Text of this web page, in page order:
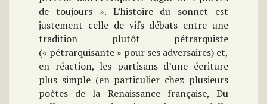
de toujours ». L’histoire du sonnet est
justement celle de vifs débats entre une
tradition plutôt pétrarquiste
(« pétrarquisante » pour ses adversaires) et,
en réaction, les partisans d’une écriture
plus simple (en particulier chez plusieurs
poètes de la Renaissance française, Du